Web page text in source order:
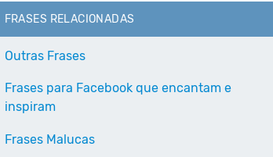
FRASES RELACIONADAS
Outras Frases
Frases para Facebook que encantam e
inspiram
Frases Malucas